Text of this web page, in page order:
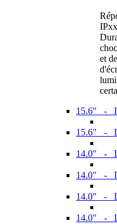
et
15.6" -
15.6" -
14.0" -
14.0" -
14.0" -
14.0" -